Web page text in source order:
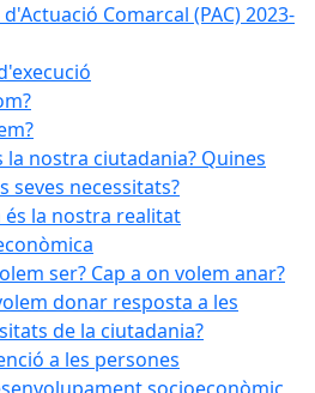
Comarcal (PAC) 2023-
la nostra ciutadania? Quines
seves necessitats?
és la nostra realitat
ser? Cap a on volem anar?
donar resposta a les
de la ciutadania?
a les persones